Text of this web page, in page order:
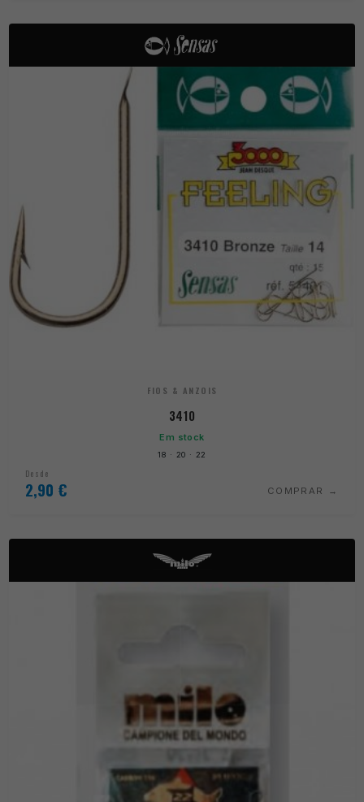
FIOS & ANZOIS
3410
Em stock
18 · 20 · 22
Desde
2,90 € COMPRAR